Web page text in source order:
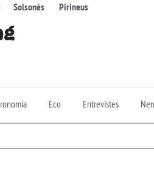
Solsonès Pirineus
Eco Entrevistes